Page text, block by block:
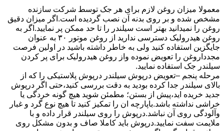
معمولا میزان روغن لازم برای هر جک توسط شرکت سازنده
مشخص شده و بر روی بدنه آن نصب گردیده است.اگر میزان دقیق
روغن را نمیدانید بهتر است سیلندر را تا حد ممکن پر نمایید.اگر به
روغن هیدرولیک دسترسی ندارید از روغن موتور ۳۰ به عنوان
جایگزین استفاده کنید ولی به خاطر داشته باشید در اولین فرصت
مجدداروغن را تعویض نموده واز روغن هیدرولیک برای پر کردن
سیلندر جک استفاده نمایید.
مرحله پنجم –تعویض درپوش سیلندر درپوش پلاستیکی را که از
بالای سیلندر جدا کرده بودید به دقت بررسی کنید،حتی اگر درپوش
جدید خریده اید،پیش از بستن؛ مطمئن شوید هیچ گونه خردگی یا
خراشی نداشته باشد.باپارچه ان را تمکیز کنید تا هیچ نوع گرد و غبار
وآلودگی روی آن نباشد.درپوش را روی سیلندر قرار داده و با
ملایمت سفت نمایید.درپوش باید کاملا صاف و بدون مشکل روی